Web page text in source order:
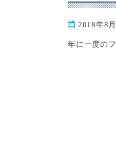
2018年8
年に一度の